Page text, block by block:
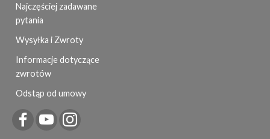
Najczęściej zadawane
pytania
Wysyłka i Zwroty
Informacje dotyczące
zwrotów
Odstąp od umowy